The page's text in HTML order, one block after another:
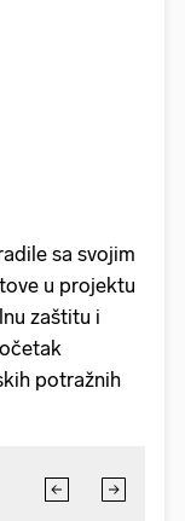
sa svojim
u projektu
zaštitu i
potražnih